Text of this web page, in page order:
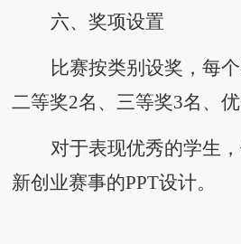
六、奖项设置
比赛按类别设奖，每
二等奖2名、三等奖3名、优
对于表现优秀的学生
新创业赛事的PPT设计。